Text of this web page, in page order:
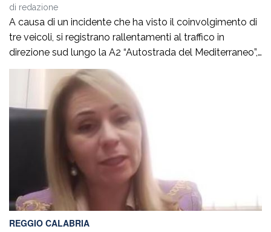
di redazione
A causa di un incidente che ha visto il coinvolgimento di
tre veicoli, si registrano rallentamenti al traffico in
direzione sud lungo la A2 “Autostrada del Mediterraneo”,
nel tratto compreso tra gli svincoli di Altilia Grimaldi (CS)
e San Mango D’Aquino (CZ). Sul posto è intervenuto il
personale Anas, il 118 e il soccorso meccanico […]
REGGIO CALABRIA